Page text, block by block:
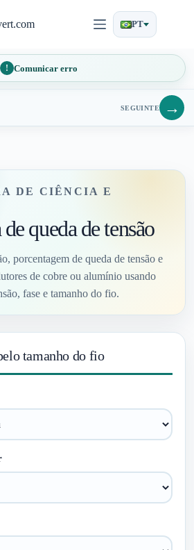
PT
Comunicar erro
SEGUINTE →
DE CIÊNCIA E
queda de tensão
porcentagem de queda de tensão e
de cobre ou alumínio usando
fase e tamanho do fio.
tamanho do fio